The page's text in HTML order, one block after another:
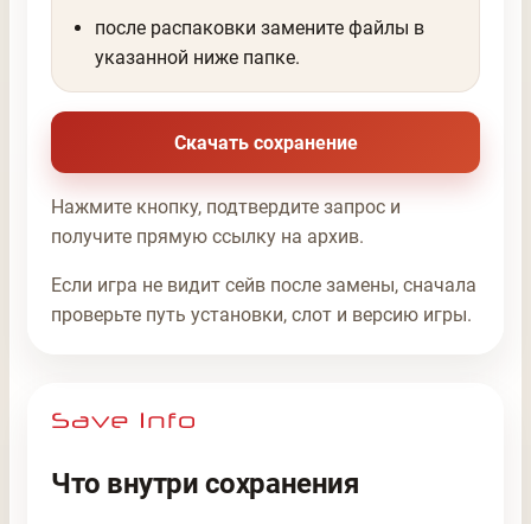
после распаковки замените файлы в
указанной ниже папке.
Скачать сохранение
Нажмите кнопку, подтвердите запрос и
получите прямую ссылку на архив.
Если игра не видит сейв после замены, сначала
проверьте путь установки, слот и версию игры.
Что внутри сохранения